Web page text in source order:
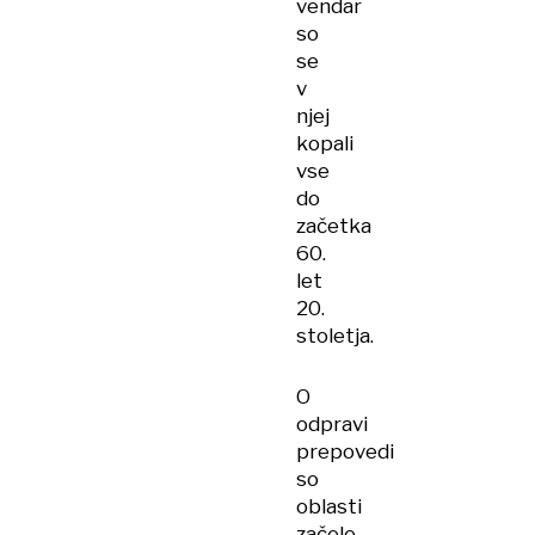
vendar
so
se
v
njej
kopali
vse
do
začetka
60.
let
20.
stoletja.
O
odpravi
prepovedi
so
oblasti